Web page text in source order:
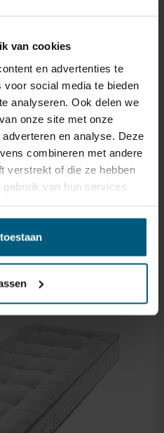
van cookies
en advertenties te
social media te bieden
analyseren. Ook delen we
onze site met onze
en analyse. Deze
combineren met andere
verstrekt of die ze hebben
van hun services.
uw bestelling tot
met zorg en zorg
sturen goed verpakt is.
zijn of is de verpakking
dan kunnen we deze
product aan u
PRODUCTEN